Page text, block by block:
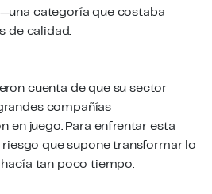
categoría que costaba
de calidad.
cuenta de que su sector
compañías
en juego. Para enfrentar esta
que supone transformar lo
tan poco tiempo.